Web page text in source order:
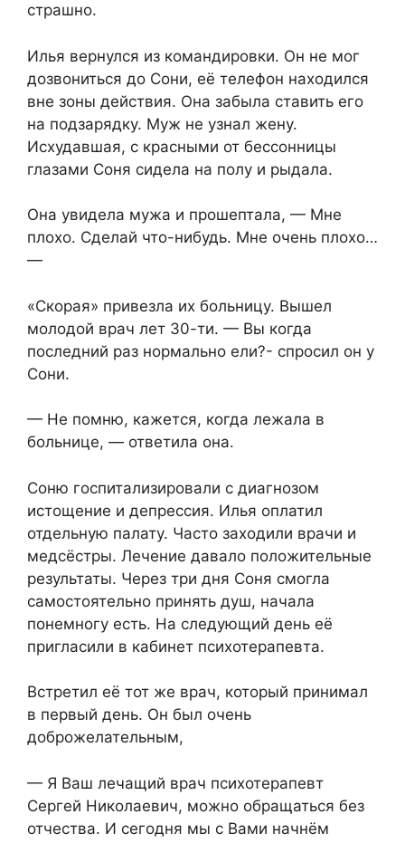
страшно.
Илья вернулся из командировки. Он не мог
дозвониться до Сони, её телефон находился
вне зоны действия. Она забыла ставить его
на подзарядку. Муж не узнал жену.
Исхудавшая, с красными от бессонницы
глазами Соня сидела на полу и рыдала.
Она увидела мужа и прошептала, — Мне
плохо. Сделай что-нибудь. Мне очень плохо…
—
«Скорая» привезла их больницу. Вышел
молодой врач лет 30-ти. — Вы когда
последний раз нормально ели?- спросил он у
Сони.
— Не помню, кажется, когда лежала в
больнице, — ответила она.
Соню госпитализировали с диагнозом
истощение и депрессия. Илья оплатил
отдельную палату. Часто заходили врачи и
медсёстры. Лечение давало положительные
результаты. Через три дня Соня смогла
самостоятельно принять душ, начала
понемногу есть. На следующий день её
пригласили в кабинет психотерапевта.
Встретил её тот же врач, который принимал
в первый день. Он был очень
доброжелательным,
— Я Ваш лечащий врач психотерапевт
Сергей Николаевич, можно обращаться без
отчества. И сегодня мы с Вами начнём